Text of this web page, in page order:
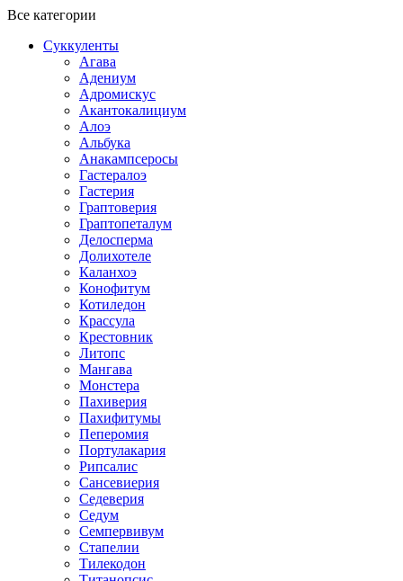
Все категории
Суккуленты
Агава
Адениум
Адромискус
Акантокалициум
Алоэ
Альбука
Анакампсеросы
Гастералоэ
Гастерия
Граптоверия
Граптопеталум
Делосперма
Долихотеле
Каланхоэ
Конофитум
Котиледон
Крассула
Крестовник
Литопс
Мангава
Монстера
Пахиверия
Пахифитумы
Пеперомия
Портулакария
Рипсалис
Сансевиерия
Седеверия
Седум
Семпервивум
Стапелии
Тилекодон